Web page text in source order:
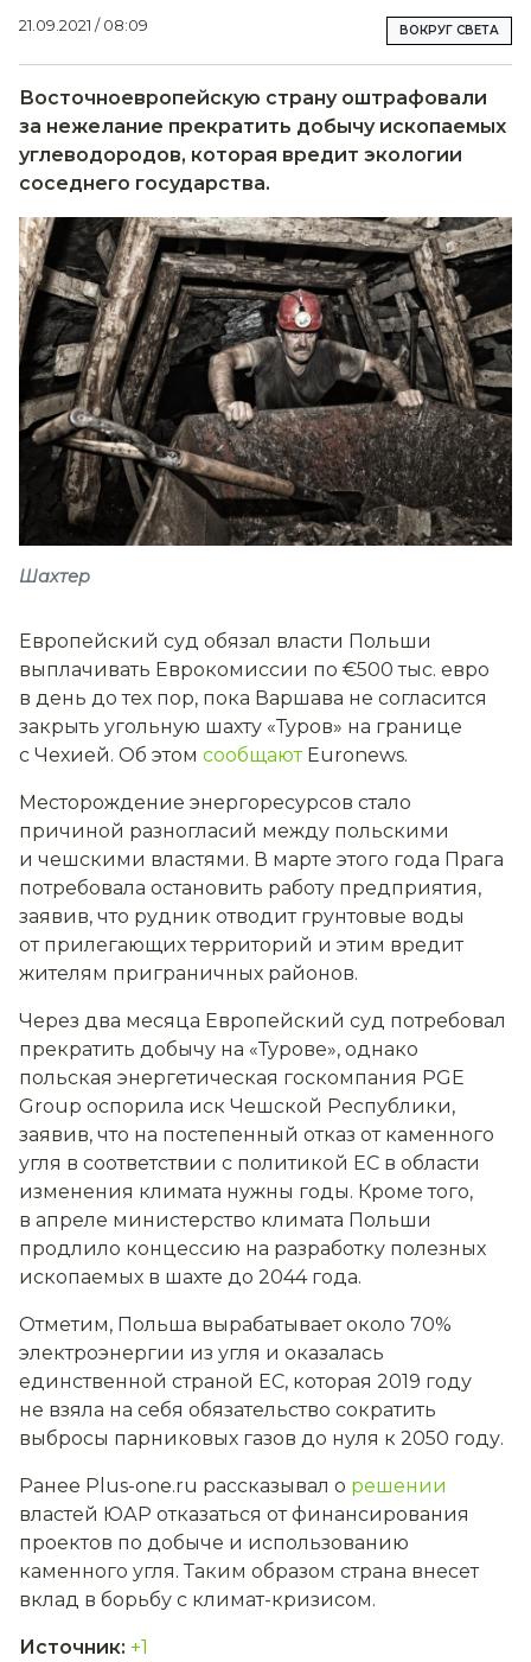
21.09.2021 / 08:09 ВОКРУГ СВЕТА
Восточноевропейскую страну оштрафовали
за нежелание прекратить добычу ископаемых
углеводородов, которая вредит экологии
соседнего государства.
Шахтер
Европейский суд обязал власти Польши
выплачивать Еврокомиссии по €500 тыс. евро
в день до тех пор, пока Варшава не согласится
закрыть угольную шахту «Туров» на границе
с Чехией. Об этом сообщаютEuronews.
Месторождение энергоресурсов стало
причиной разногласий между польскими
и чешскими властями. В марте этого года Прага
потребовала остановить работу предприятия,
заявив, что рудник отводит грунтовые воды
от прилегающих территорий и этим вредит
жителям приграничных районов.
Через два месяца Европейский суд потребовал
прекратить добычу на «Турове», однако
польская энергетическая госкомпания PGE
Group оспорила иск Чешской Республики,
заявив, что на постепенный отказ от каменного
угля в соответствии с политикой ЕС в области
изменения климата нужны годы. Кроме того,
в апреле министерство климата Польши
продлило концессию на разработку полезных
ископаемых в шахте до 2044 года.
Отметим, Польша вырабатывает около 70%
электроэнергии из угля и оказалась
единственной страной ЕС, которая 2019 году
не взяла на себя обязательство сократить
выбросы парниковых газов до нуля к 2050 году.
Ранее Plus-one.ru рассказывал о решении
властей ЮАР отказаться от финансирования
проектов по добыче и использованию
каменного угля. Таким образом страна внесет
вклад в борьбу с климат-кризисом.
Источник: +1